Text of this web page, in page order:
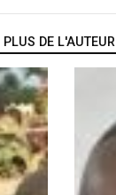
PLUS DE L'AUTEUR